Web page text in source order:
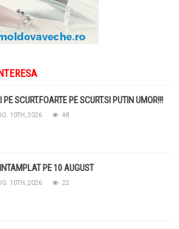
PE SCURT.FOARTE PE SCURT.SI PUTIN UMOR!!!
10TH, 2026 48
PE 10 AUGUST
10TH, 2026 22